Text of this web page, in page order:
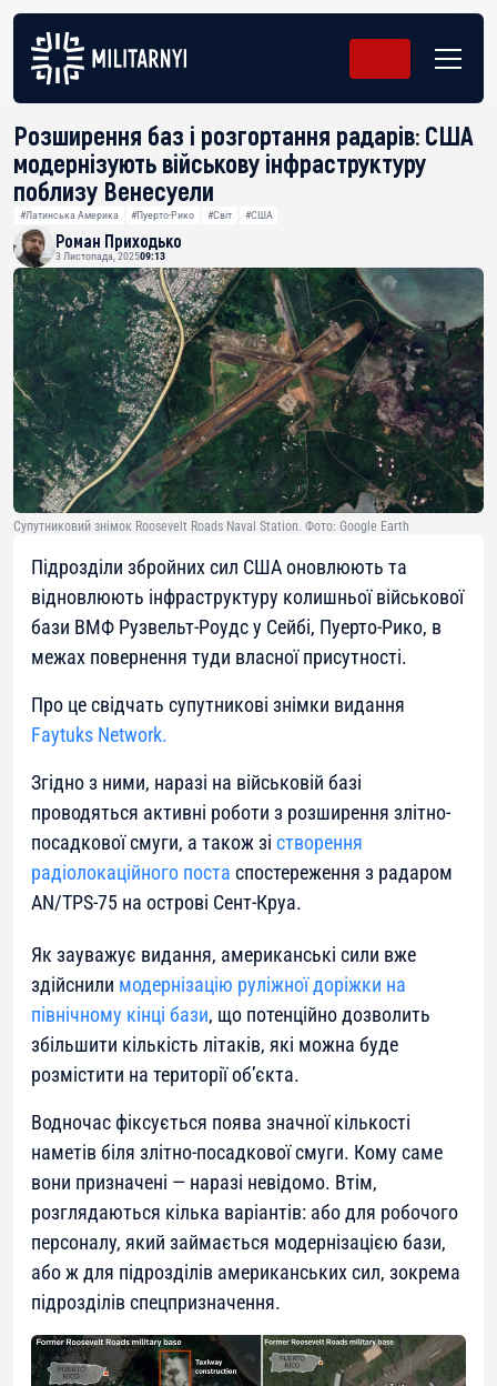
Розширення баз і розгортання радарів: США
модернізують військову інфраструктуру
поблизу Венесуели
#Латинська Америка #Пуерто-Рико #Світ #США
Роман Приходько
3 Листопада, 202509:13
Супутниковий знімок Roosevelt Roads Naval Station. Фото: Google Earth
Підрозділи збройних сил США оновлюють та
відновлюють інфраструктуру колишньої військової
бази ВМФ Рузвельт-Роудс у Сейбі, Пуерто-Рико, в
межах повернення туди власної присутності.
Про це свідчать супутникові знімки видання
Faytuks Network.
Згідно з ними, наразі на військовій базі
проводяться активні роботи з розширення злітно-
посадкової смуги, а також зі створення
радіолокаційного поста спостереження з радаром
AN/TPS-75 на острові Сент-Круа.
Як зауважує видання, американські сили вже
здійснили модернізацію руліжної доріжки на
північному кінці бази, що потенційно дозволить
збільшити кількість літаків, які можна буде
розмістити на території об’єкта.
Водночас фіксується поява значної кількості
наметів біля злітно-посадкової смуги. Кому саме
вони призначені — наразі невідомо. Втім,
розглядаються кілька варіантів: або для робочого
персоналу, який займається модернізацією бази,
або ж для підрозділів американських сил, зокрема
підрозділів спецпризначення.